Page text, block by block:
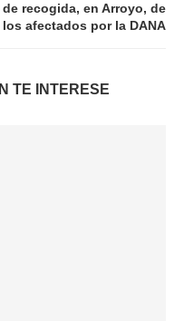
recogida, en Arroyo, de
afectados por la DANA
TE INTERESE